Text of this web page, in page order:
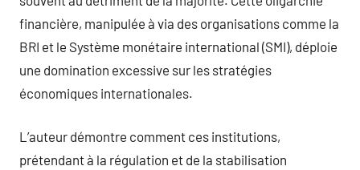
financière, manipulée à via des organisations comme la
BRI et le Système monétaire international (SMI), déploie
une domination excessive sur les stratégies
économiques internationales.
L’auteur démontre comment ces institutions,
prétendant à la régulation et de la stabilisation